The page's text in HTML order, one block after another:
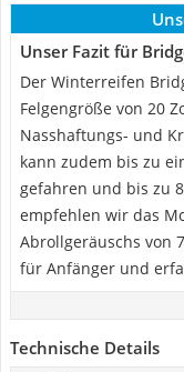
Unser Fazit für
Der Winterreifen
Felgengröße von 20
Nasshaftungs- und
kann zudem bis zu
gefahren und bis zu
empfehlen wir das
Abrollgeräuschs von
für Anfänger und
Technische Details